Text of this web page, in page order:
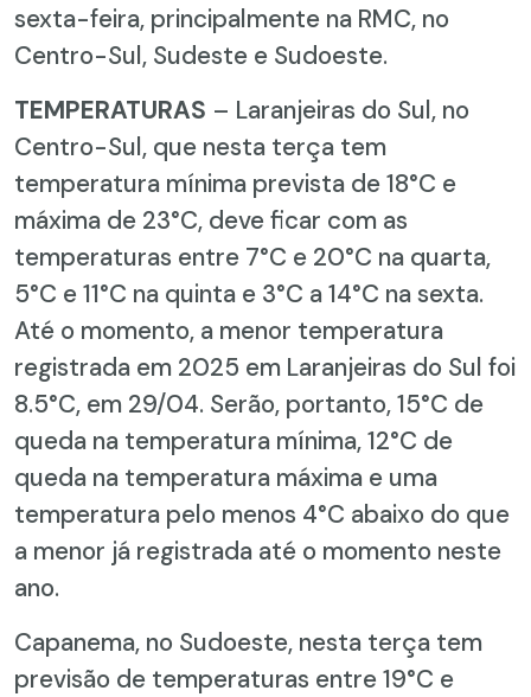
sexta-feira, principalmente na RMC, no
Centro-Sul, Sudeste e Sudoeste.
TEMPERATURAS – Laranjeiras do Sul, no
Centro-Sul, que nesta terça tem
temperatura mínima prevista de 18°C e
máxima de 23°C, deve ficar com as
temperaturas entre 7°C e 20°C na quarta,
5°C e 11°C na quinta e 3°C a 14°C na sexta.
Até o momento, a menor temperatura
registrada em 2025 em Laranjeiras do Sul foi
8.5°C, em 29/04. Serão, portanto, 15°C de
queda na temperatura mínima, 12°C de
queda na temperatura máxima e uma
temperatura pelo menos 4°C abaixo do que
a menor já registrada até o momento neste
ano.
Capanema, no Sudoeste, nesta terça tem
previsão de temperaturas entre 19°C e